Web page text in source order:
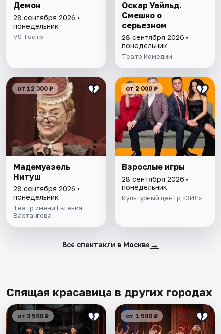
Демон
28 сентября 2026 •
понедельник
VS Театр
Оскар Уайльд.
Смешно о
серьезном
28 сентября 2026 •
понедельник
Театр Комедии
от 12 000 ₽
Мадемуазель
Нитуш
28 сентября 2026 •
понедельник
Театр имени Евгения
Вахтангова
от 2 000 ₽
Взрослые игры
28 сентября 2026 •
понедельник
Культурный центр «ЗИЛ»
Все спектакли в Москве →
Спящая красавица в других городах
от 3 500 ₽ от 1 500 ₽